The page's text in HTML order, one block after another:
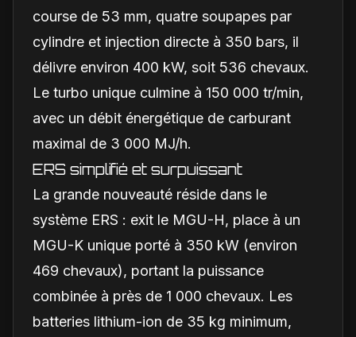
course de 53 mm, quatre soupapes par
cylindre et injection directe à 350 bars, il
délivre environ 400 kW, soit 536 chevaux.
Le turbo unique culmine à 150 000 tr/min,
avec un débit énergétique de carburant
maximal de 3 000 MJ/h.
ERS simplifié et surpuissant
La grande nouveauté réside dans le
système ERS : exit le MGU-H, place à un
MGU-K unique porté à 350 kW (environ
469 chevaux), portant la puissance
combinée à près de 1 000 chevaux. Les
batteries lithium-ion de 35 kg minimum,